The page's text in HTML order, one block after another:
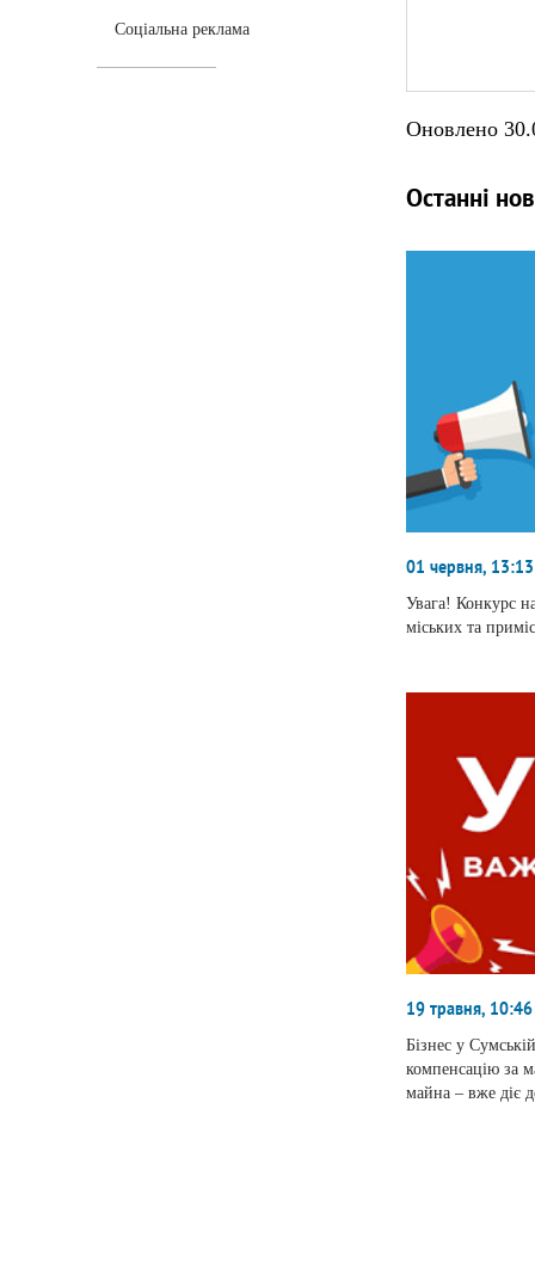
Соціальна реклама
Оновлено
Останні
01 червня, 13:13
Увага! Конкурс
міських та
19 травня, 10:46
Бізнес у
компенсацію за
майна – вже діє